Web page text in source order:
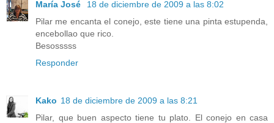
María José
18 de diciembre de 2009 a las 8:02
Pilar me encanta el conejo, este tiene una pinta estupenda,
encebollao que rico.
Besosssss
Responder
Kako 18 de diciembre de 2009 a las 8:21
Pilar, que buen aspecto tiene tu plato. El conejo en casa